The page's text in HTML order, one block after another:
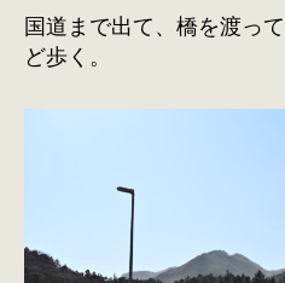
国道まで出て、橋を渡っ
ど歩く。